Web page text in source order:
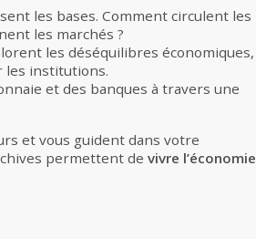
les bases. Comment circulent les
les marchés ?
les déséquilibres économiques,
les institutions.
et des banques à travers une
et vous guident dans votre
permettent de vivre l’économie